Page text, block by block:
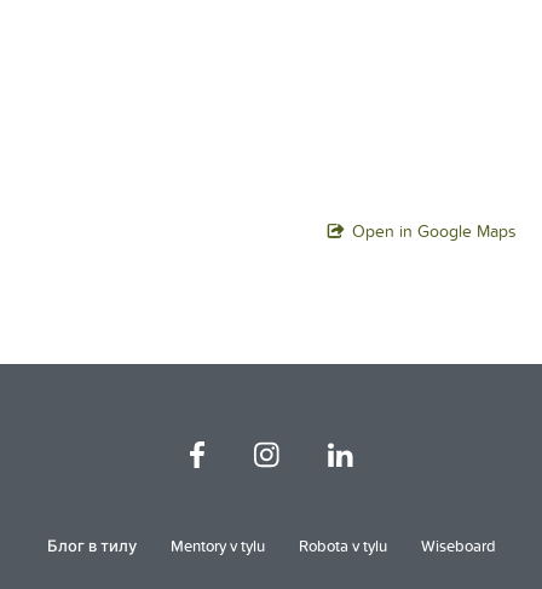
Open in Google Maps
Блог в тилу Mentory v tylu Robota v tylu Wiseboard